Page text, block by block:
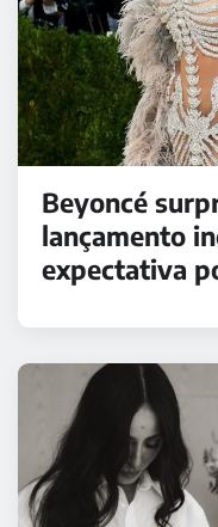
Beyoncé
lançamento
expectativa